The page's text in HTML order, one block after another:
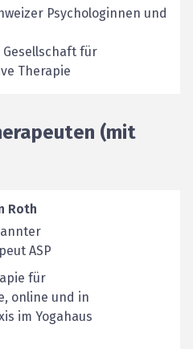
Psychologinnen und
für
Therapie
(mit
Roth
ASP
für
online und in
im Yogahaus